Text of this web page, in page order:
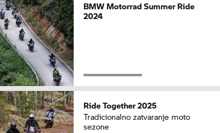
BMW Motorrad Summer Ride
2024
Ride Together 2025
Tradicionalno zatvaranje moto
sezone